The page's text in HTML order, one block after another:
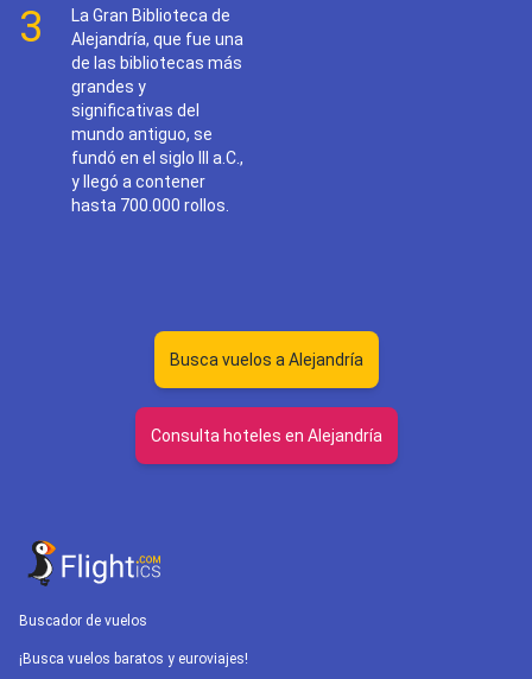
3
La Gran Biblioteca de
Alejandría, que fue una
de las bibliotecas más
grandes y
significativas del
mundo antiguo, se
fundó en el siglo III a.C.,
y llegó a contener
hasta 700.000 rollos.
Busca vuelos a Alejandría
Consulta hoteles en Alejandría
Buscador de vuelos
¡Busca vuelos baratos y euroviajes!